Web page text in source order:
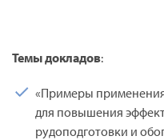
Темы докладов:
«Примеры
для повышения
рудоподготовки и